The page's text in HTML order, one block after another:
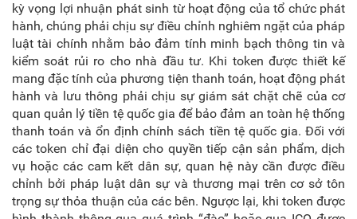
kỳ vọng lợi nhuận phát sinh từ hoạt động của tổ chức phát
hành, chúng phải chịu sự điều chỉnh nghiêm ngặt của pháp
luật tài chính nhằm bảo đảm tính minh bạch thông tin và
kiểm soát rủi ro cho nhà đầu tư. Khi token được thiết kế
mang đặc tính của phương tiện thanh toán, hoạt động phát
hành và lưu thông phải chịu sự giám sát chặt chẽ của cơ
quan quản lý tiền tệ quốc gia để bảo đảm an toàn hệ thống
thanh toán và ổn định chính sách tiền tệ quốc gia. Đối với
các token chỉ đại diện cho quyền tiếp cận sản phẩm, dịch
vụ hoặc các cam kết dân sự, quan hệ này cần được điều
chỉnh bởi pháp luật dân sự và thương mại trên cơ sở tôn
trọng sự thỏa thuận của các bên. Ngược lại, khi token được